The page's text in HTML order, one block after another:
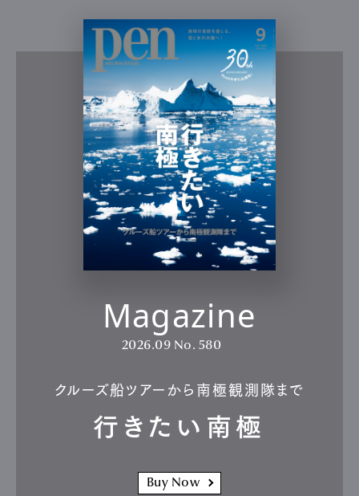
Magazine
2026.09 No. 580
クルーズ船ツアーから南極観測隊まで
行きたい南極
Buy Now